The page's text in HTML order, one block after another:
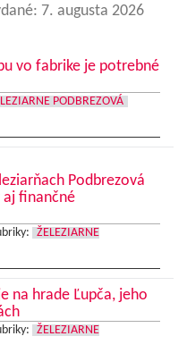
7. augusta 2026
vo fabrike je potrebné
PODBREZOVÁ
Podbrezová
finančné
ŽELEZIARNE
na hrade Ľupča, jeho
ŽELEZIARNE